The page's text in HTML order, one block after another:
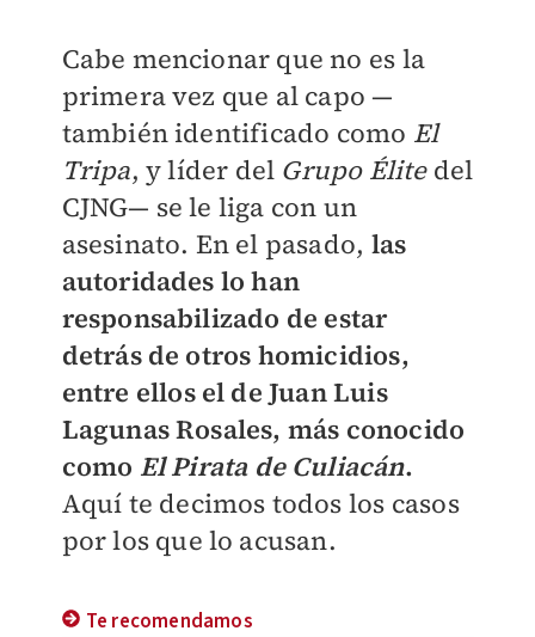
Cabe mencionar que no es la
primera vez que al capo —
también identificado como El
Tripa, y líder del Grupo Élitedel
CJNG— se le liga con un
asesinato. En el pasado, las
autoridades lo han
responsabilizado de estar
detrás de otros homicidios,
entre ellos el de Juan Luis
Lagunas Rosales, más conocido
como El Pirata de Culiacán.
Aquí te decimos todos los casos
por los que lo acusan.
Te recomendamos